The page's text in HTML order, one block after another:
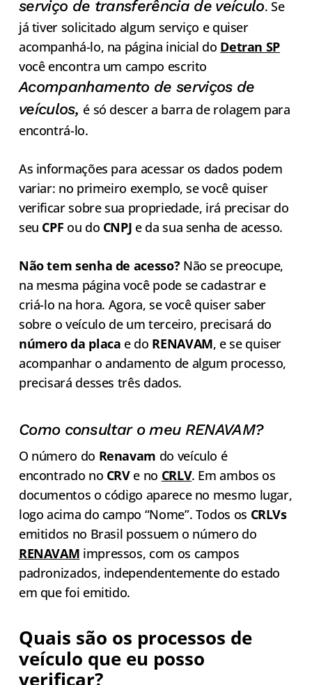
serviço de transferência de veículo. Se
já tiver solicitado algum serviço e quiser
acompanhá-lo, na página inicial do Detran SP
você encontra um campo escrito
Acompanhamento de serviços de
veículos, é só descer a barra de rolagem para
encontrá-lo.
As informações para acessar os dados podem
variar: no primeiro exemplo, se você quiser
verificar sobre sua propriedade, irá precisar do
seu CPF ou do CNPJ e da sua senha de acesso.
Não tem senha de acesso?Não se preocupe,
na mesma página você pode se cadastrar e
criá-lo na hora. Agora, se você quiser saber
sobre o veículo de um terceiro, precisará do
número da placa e do RENAVAM, e se quiser
acompanhar o andamento de algum processo,
precisará desses três dados.
Como consultar o meu RENAVAM?
O número do Renavam do veículo é
encontrado no CRVe no CRLV. Em ambos os
documentos o código aparece no mesmo lugar,
logo acima do campo “Nome”. Todos os CRLVs
emitidos no Brasil possuem o número do
RENAVAM impressos, com os campos
padronizados, independentemente do estado
em que foi emitido.
Quais são os processos de
veículo que eu posso
verificar?